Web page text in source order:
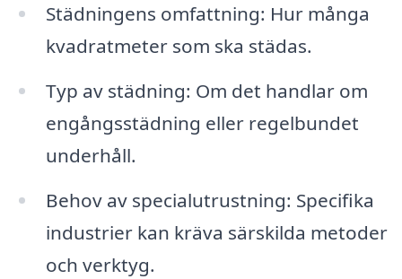
Städningens omfattning: Hur många
kvadratmeter som ska städas.
Typ av städning: Om det handlar om
engångsstädning eller regelbundet
underhåll.
Behov av specialutrustning: Specifika
industrier kan kräva särskilda metoder
och verktyg.